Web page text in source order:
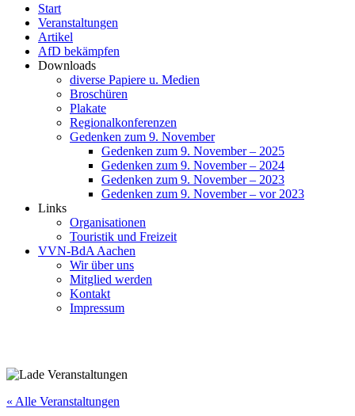
Start
Veranstaltungen
Artikel
AfD bekämpfen
Downloads
diverse Papiere u. Medien
Broschüren
Plakate
Regionalkonferenzen
Gedenken zum 9. November
Gedenken zum 9. November – 2025
Gedenken zum 9. November – 2024
Gedenken zum 9. November – 2023
Gedenken zum 9. November – vor 2023
Links
Organisationen
Touristik und Freizeit
VVN-BdA Aachen
Wir über uns
Mitglied werden
Kontakt
Impressum
« Alle Veranstaltungen